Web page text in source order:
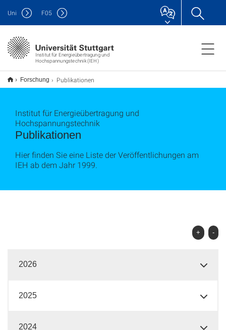
Institut für Energieübertragung und
Hochspannungstechnik (IEH)
Uni F05
Forschung Publikationen
Publikationen
Institut für Energieübertragung und
Hochspannungstechnik
Hier finden Sie eine Liste der Veröffentlichungen am
IEH ab dem Jahr 1999.
+ -
2026
2025
2024